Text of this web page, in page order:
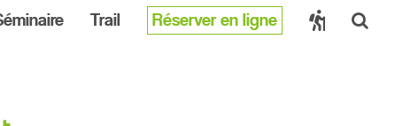
Trail Réserver en ligne